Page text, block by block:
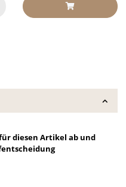
diesen Artikel ab und